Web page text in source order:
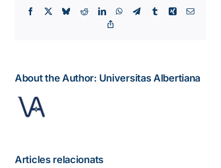
Facebook BlueskyRedditLinkedInWhatsApp
TelegramTumblrXing Email:
About the Author: Universitas Albertiana
Articles relacionats
9ª –